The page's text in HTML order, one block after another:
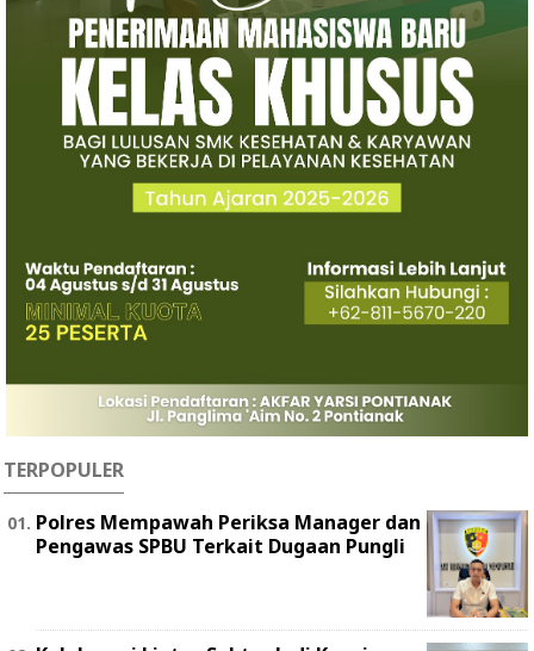
TERPOPULER
Polres Mempawah Periksa Manager dan
Pengawas SPBU Terkait Dugaan Pungli